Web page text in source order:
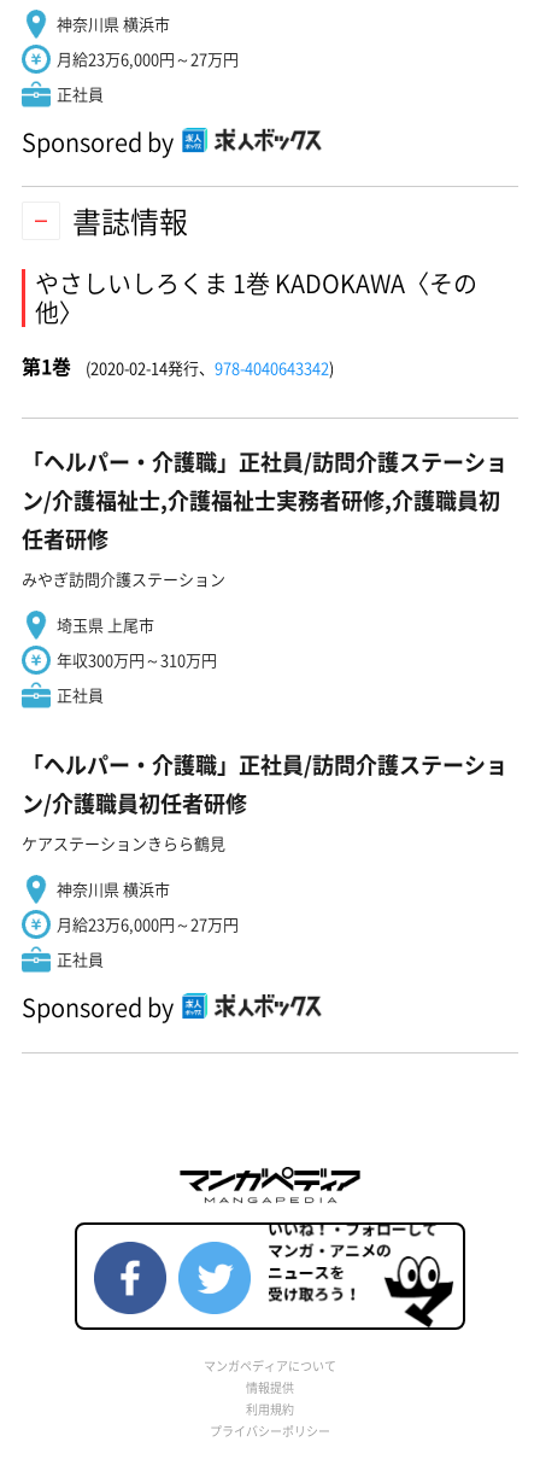
神奈川県 横浜市
月給23万6,000円～27万円
正社員
Sponsored by
書誌情報
やさしいしろくま 1巻 KADOKAWA〈その
他〉
第1巻 (2020-02-14発行、 978-4040643342)
「ヘルパー・介護職」正社員/訪問介護ステーショ
ン/介護福祉士,介護福祉士実務者研修,介護職員初
任者研修
みやぎ訪問介護ステーション
埼玉県 上尾市
年収300万円～310万円
正社員
「ヘルパー・介護職」正社員/訪問介護ステーショ
ン/介護職員初任者研修
ケアステーションきらら鶴見
神奈川県 横浜市
月給23万6,000円～27万円
正社員
Sponsored by
マンガペディアについて
情報提供
利用規約
プライバシーポリシー